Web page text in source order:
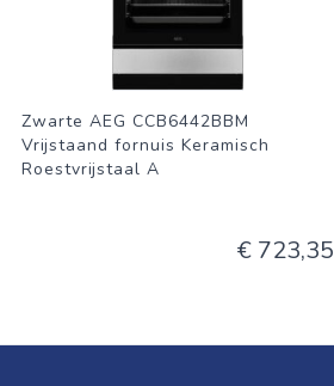
Zwarte AEG CCB6442BBM
Vrijstaand fornuis Keramisch
Roestvrijstaal A
€ 723,35